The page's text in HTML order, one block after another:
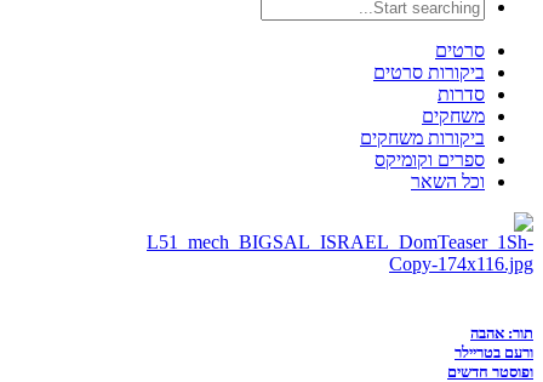
סרטים
ביקורות סרטים
סדרות
משחקים
ביקורות משחקים
ספרים וקומיקס
וכל השאר
תור: אהבה
ורעם בטריילר
ופוסטר חדשים